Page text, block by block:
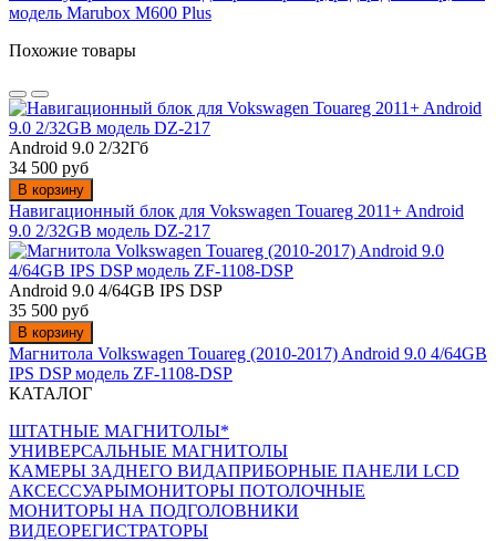
модель Marubox M600 Plus
Похожие товары
Android 9.0 2/32Гб
34 500 руб
В корзину
Навигационный блок для Vokswagen Touareg 2011+ Android
9.0 2/32GB модель DZ-217
Android 9.0 4/64GB IPS DSP
35 500 руб
В корзину
Магнитола Volkswagen Touareg (2010-2017) Android 9.0 4/64GB
IPS DSP модель ZF-1108-DSP
КАТАЛОГ
ШТАТНЫЕ МАГНИТОЛЫ*
УНИВЕРСАЛЬНЫЕ МАГНИТОЛЫ
КАМЕРЫ ЗАДНЕГО ВИДАПРИБОРНЫЕ ПАНЕЛИ LCD
АКСЕССУАРЫМОНИТОРЫ ПОТОЛОЧНЫЕ
МОНИТОРЫ НА ПОДГОЛОВНИКИ
ВИДЕОРЕГИСТРАТОРЫ